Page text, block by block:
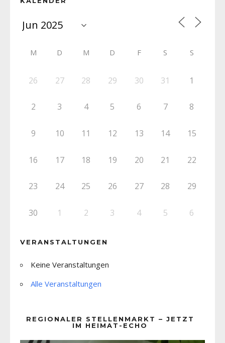
M D M D F S S
26 27 28 29 30 31 1
2 3 4 5 6 7 8
9 10 11 12 13 14 15
16 17 18 19 20 21 22
23 24 25 26 27 28 29
30 1 2 3 4 5 6
VERANSTALTUNGEN
Keine Veranstaltungen
Alle Veranstaltungen
REGIONALER STELLENMARKT – JETZT
IM HEIMAT-ECHO